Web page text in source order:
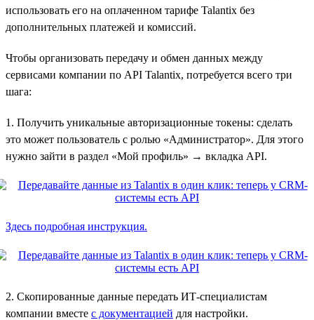
использовать его на оплаченном тарифе Talantix без
дополнительных платежей и комиссий.
Чтобы организовать передачу и обмен данных между
сервисами компании по API Talantix, потребуется всего три
шага:
1. Получить уникальные авторизационные токены: сделать
это может пользователь с ролью «Администратор». Для этого
нужно зайти в раздел «Мой профиль» → вкладка API.
Здесь подробная инструкция.
2. Скопированные данные передать ИТ-специалистам
компании вместе с документацией для настройки.